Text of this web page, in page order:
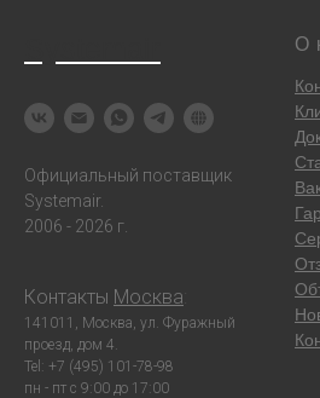
Официальный поставщик
Systemair.
2006 - 2026 г.
Контакты Москва
141011, Москва, ул. Фуражный
проезд, дом 4.
Tel: +7 (495) 101-78-98
пн - пт с 9:00 до 17:00
О